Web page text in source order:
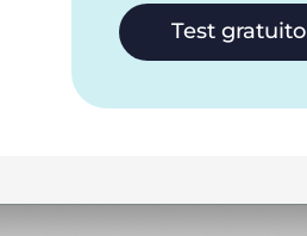
Test gratuito